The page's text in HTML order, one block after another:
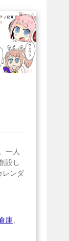
一人
設し
レンダ
庫、